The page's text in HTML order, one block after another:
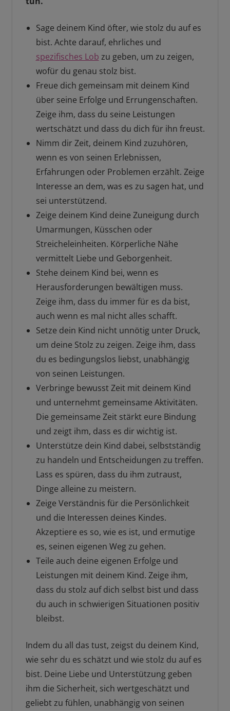
Sage deinem Kind öfter, wie stolz du auf es
bist. Achte darauf, ehrliches und
spezifisches Lob zu geben, um zu zeigen,
wofür du genau stolz bist.
Freue dich gemeinsam mit deinem Kind
über seine Erfolge und Errungenschaften.
Zeige ihm, dass du seine Leistungen
wertschätzt und dass du dich für ihn freust.
Nimm dir Zeit, deinem Kind zuzuhören,
wenn es von seinen Erlebnissen,
Erfahrungen oder Problemen erzählt. Zeige
Interesse an dem, was es zu sagen hat, und
sei unterstützend.
Zeige deinem Kind deine Zuneigung durch
Umarmungen, Küsschen oder
Streicheleinheiten. Körperliche Nähe
vermittelt Liebe und Geborgenheit.
Stehe deinem Kind bei, wenn es
Herausforderungen bewältigen muss.
Zeige ihm, dass du immer für es da bist,
auch wenn es mal nicht alles schafft.
Setze dein Kind nicht unnötig unter Druck,
um deine Stolz zu zeigen. Zeige ihm, dass
du es bedingungslos liebst, unabhängig
von seinen Leistungen.
Verbringe bewusst Zeit mit deinem Kind
und unternehmt gemeinsame Aktivitäten.
Die gemeinsame Zeit stärkt eure Bindung
und zeigt ihm, dass es dir wichtig ist.
Unterstütze dein Kind dabei, selbstständig
zu handeln und Entscheidungen zu treffen.
Lass es spüren, dass du ihm zutraust,
Dinge alleine zu meistern.
Zeige Verständnis für die Persönlichkeit
und die Interessen deines Kindes.
Akzeptiere es so, wie es ist, und ermutige
es, seinen eigenen Weg zu gehen.
Teile auch deine eigenen Erfolge und
Leistungen mit deinem Kind. Zeige ihm,
dass du stolz auf dich selbst bist und dass
du auch in schwierigen Situationen positiv
bleibst.
Indem du all das tust, zeigst du deinem Kind,
wie sehr du es schätzt und wie stolz du auf es
bist. Deine Liebe und Unterstützung geben
ihm die Sicherheit, sich wertgeschätzt und
geliebt zu fühlen, unabhängig von seinen